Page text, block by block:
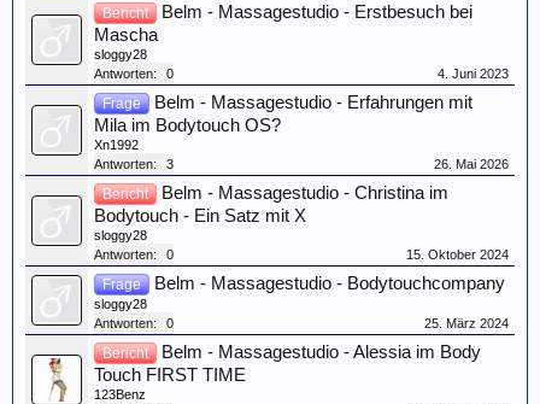
Bericht
Belm - Massagestudio - Erstbesuch bei
Mascha
sloggy28
Antworten:
0 4. Juni 2023
Frage
Belm - Massagestudio - Erfahrungen mit
Mila im Bodytouch OS?
Xn1992
Antworten:
3 26. Mai 2026
Bericht
Belm - Massagestudio - Christina im
Bodytouch - Ein Satz mit X
sloggy28
Antworten:
0 15. Oktober 2024
Frage Belm - Massagestudio - Bodytouchcompany
sloggy28
Antworten:
0 25. März 2024
Bericht
Belm - Massagestudio - Alessia im Body
Touch FIRST TIME
123Benz